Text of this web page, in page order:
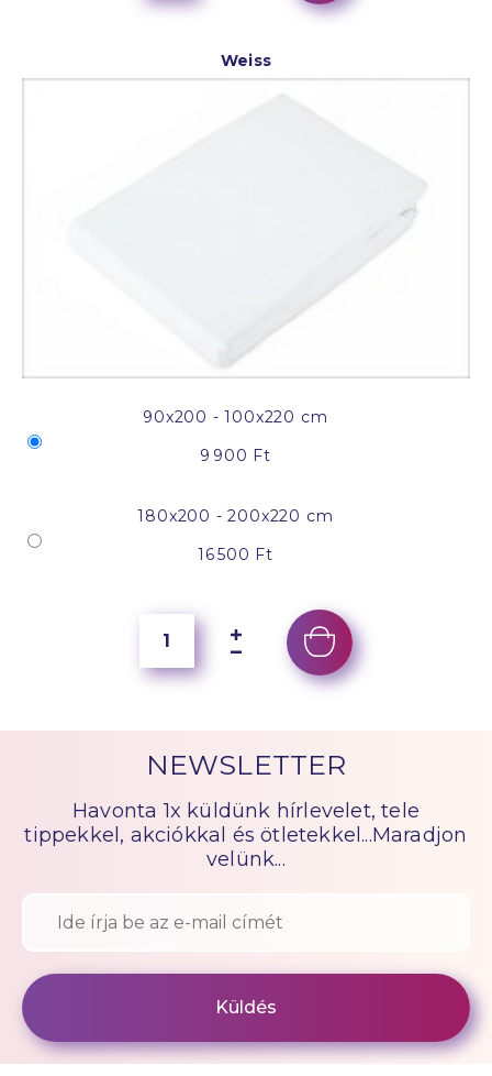
Weiss
90x200 - 100x220 cm
9 900 Ft
180x200 - 200x220 cm
16 500 Ft
NEWSLETTER
Havonta 1x küldünk hírlevelet, tele
tippekkel, akciókkal és ötletekkel...Maradjon
velünk...